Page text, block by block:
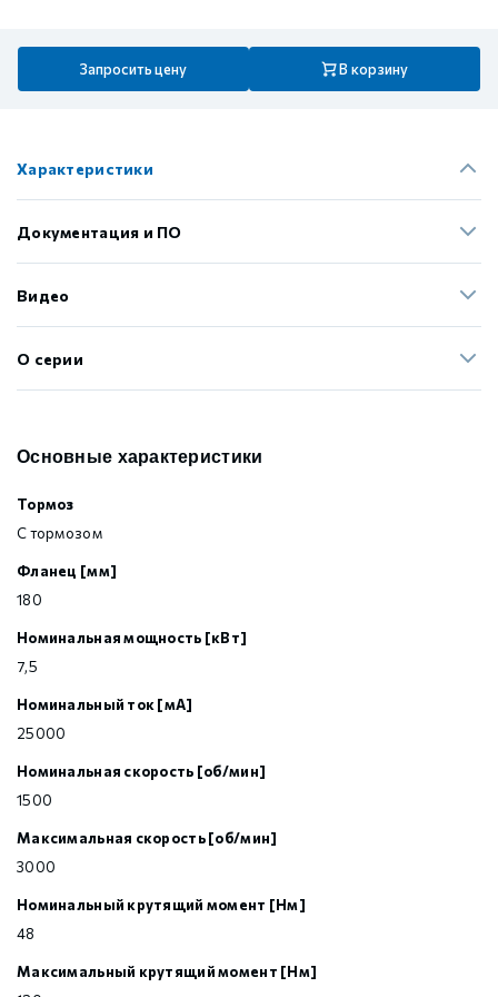
Запросить цену В корзину
Характеристики
Документация и ПО
Видео
О серии
Основные характеристики
Тормоз
С тормозом
Фланец [мм]
180
Номинальная мощность [кВт]
7,5
Номинальный ток [мА]
25000
Номинальная скорость [об/мин]
1500
Максимальная скорость [об/мин]
3000
Номинальный крутящий момент [Нм]
48
Максимальный крутящий момент [Нм]